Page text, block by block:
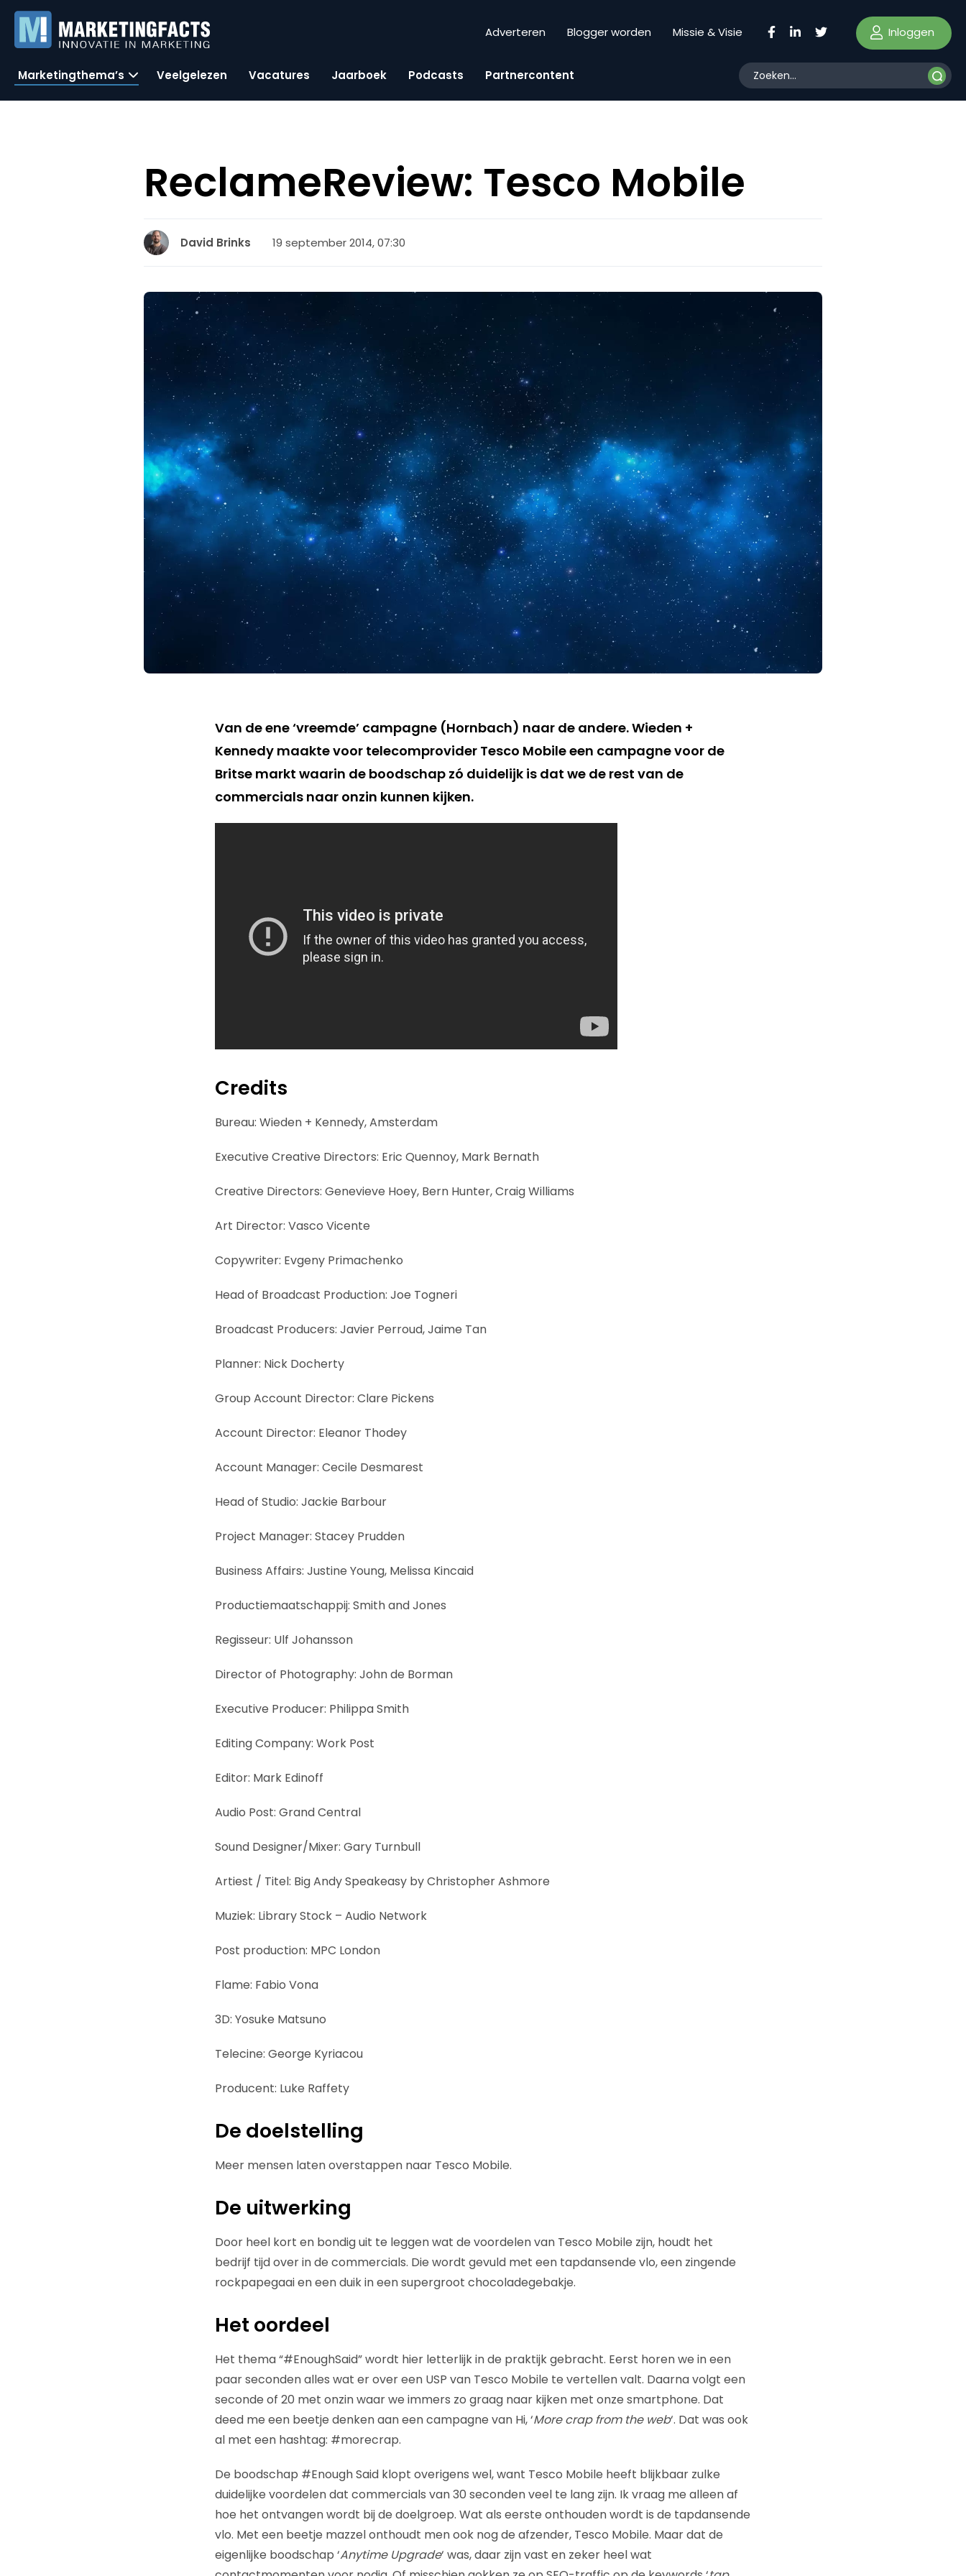
Adverteren Blogger worden Missie & Visie Inloggen
Marketingthema’s Veelgelezen Vacatures Jaarboek Podcasts Partnercontent
ReclameReview: Tesco Mobile
David Brinks 19 september 2014, 07:30
Van de ene ‘vreemde’ campagne (Hornbach) naar de andere. Wieden +
Kennedy maakte voor telecomprovider Tesco Mobile een campagne voor de
Britse markt waarin de boodschap zó duidelijk is dat we de rest van de
commercials naar onzin kunnen kijken.
Credits
Bureau: Wieden + Kennedy, Amsterdam
Executive Creative Directors: Eric Quennoy, Mark Bernath
Creative Directors: Genevieve Hoey, Bern Hunter, Craig Williams
Art Director: Vasco Vicente
Copywriter: Evgeny Primachenko
Head of Broadcast Production: Joe Togneri
Broadcast Producers: Javier Perroud, Jaime Tan
Planner: Nick Docherty
Group Account Director: Clare Pickens
Account Director: Eleanor Thodey
Account Manager: Cecile Desmarest
Head of Studio: Jackie Barbour
Project Manager: Stacey Prudden
Business Affairs: Justine Young, Melissa Kincaid
Productiemaatschappij: Smith and Jones
Regisseur: Ulf Johansson
Director of Photography: John de Borman
Executive Producer: Philippa Smith
Editing Company: Work Post
Editor: Mark Edinoff
Audio Post: Grand Central
Sound Designer/Mixer: Gary Turnbull
Artiest / Titel: Big Andy Speakeasy by Christopher Ashmore
Muziek: Library Stock – Audio Network
Post production: MPC London
Flame: Fabio Vona
3D: Yosuke Matsuno
Telecine: George Kyriacou
Producent: Luke Raffety
De doelstelling
Meer mensen laten overstappen naar Tesco Mobile.
De uitwerking
Door heel kort en bondig uit te leggen wat de voordelen van Tesco Mobile zijn, houdt het
bedrijf tijd over in de commercials. Die wordt gevuld met een tapdansende vlo, een zingende
rockpapegaai en een duik in een supergroot chocoladegebakje.
Het oordeel
Het thema “#EnoughSaid” wordt hier letterlijk in de praktijk gebracht. Eerst horen we in een
paar seconden alles wat er over een USP van Tesco Mobile te vertellen valt. Daarna volgt een
seconde of 20 met onzin waar we immers zo graag naar kijken met onze smartphone. Dat
deed me een beetje denken aan een campagne van Hi, ‘More crap from the web‘. Dat was ook
al met een hashtag: #morecrap.
De boodschap #Enough Said klopt overigens wel, want Tesco Mobile heeft blijkbaar zulke
duidelijke voordelen dat commercials van 30 seconden veel te lang zijn. Ik vraag me alleen af
hoe het ontvangen wordt bij de doelgroep. Wat als eerste onthouden wordt is de tapdansende
vlo. Met een beetje mazzel onthoudt men ook nog de afzender, Tesco Mobile. Maar dat de
eigenlijke boodschap ‘Anytime Upgrade‘ was, daar zijn vast en zeker heel wat